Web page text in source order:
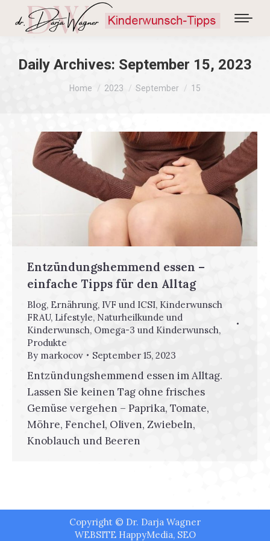
Daily Archives: September 15, 2023
You are here:
Home 2023 September 15
Entzündungshemmend essen –
einfache Tipps für den Alltag
Blog, Ernährung, IVF und ICSI, Kinderwunsch
FRAU, Lifestyle, Naturheilkunde und
Kinderwunsch, Omega-3 und Kinderwunsch,
Produkte
By markocov September 15, 2023
Entzündungshemmend essen im Alltag.
Lassen Sie keinen Tag ohne frisches
Gemüse vergehen – Paprika, Tomate,
Möhre, Fenchel, Oliven, Zwiebeln,
Knoblauch und Beeren
Copyright © Dr. Darja Wagner
WEBSITE HappyMedia, SEO